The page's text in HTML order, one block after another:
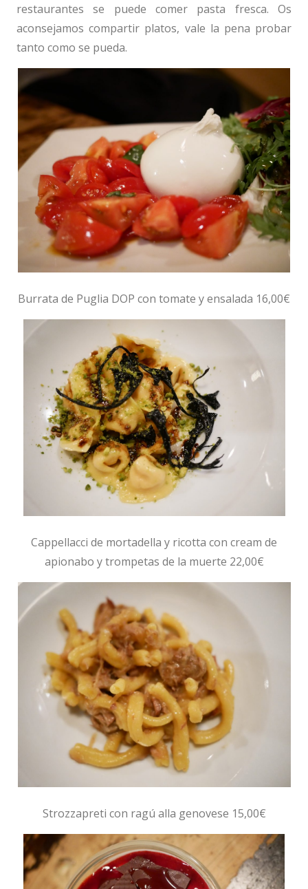
restaurantes se puede comer pasta fresca. Os
aconsejamos compartir platos, vale la pena probar
tanto como se pueda.
Burrata de Puglia DOP con tomate y ensalada 16,00€
Cappellacci de mortadella y ricotta con cream de
apionabo y trompetas de la muerte 22,00€
Strozzapreti con ragú alla genovese 15,00€